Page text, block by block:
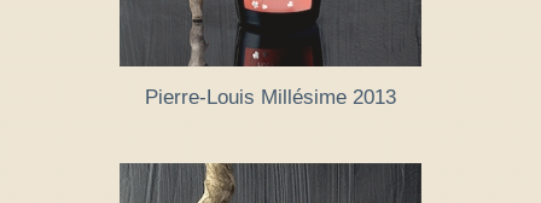
Pierre-Louis Millésime 2013